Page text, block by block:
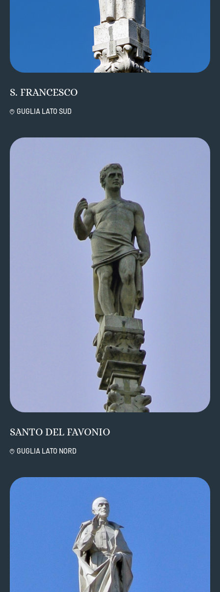
S. FRANCESCO
GUGLIA LATO SUD
SANTO DEL FAVONIO
GUGLIA LATO NORD